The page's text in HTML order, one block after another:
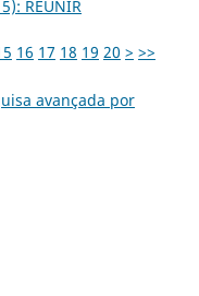
REUNIR
16 17 18 19 20 > >>
avançada por